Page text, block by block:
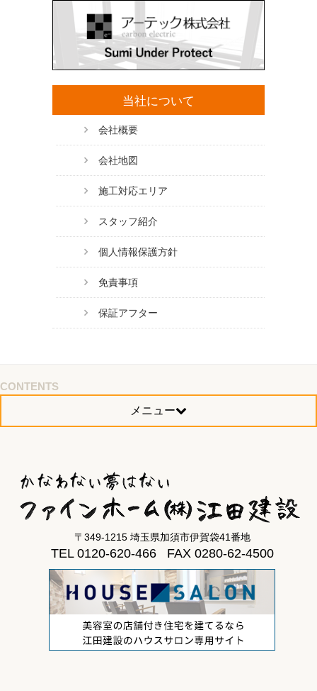
当社について
会社概要
会社地図
施工対応エリア
スタッフ紹介
個人情報保護方針
免責事項
保証アフター
CONTENTS
メニュー
〒349-1215 埼玉県加須市伊賀袋41番地
TEL 0120-620-466 FAX 0280-62-4500